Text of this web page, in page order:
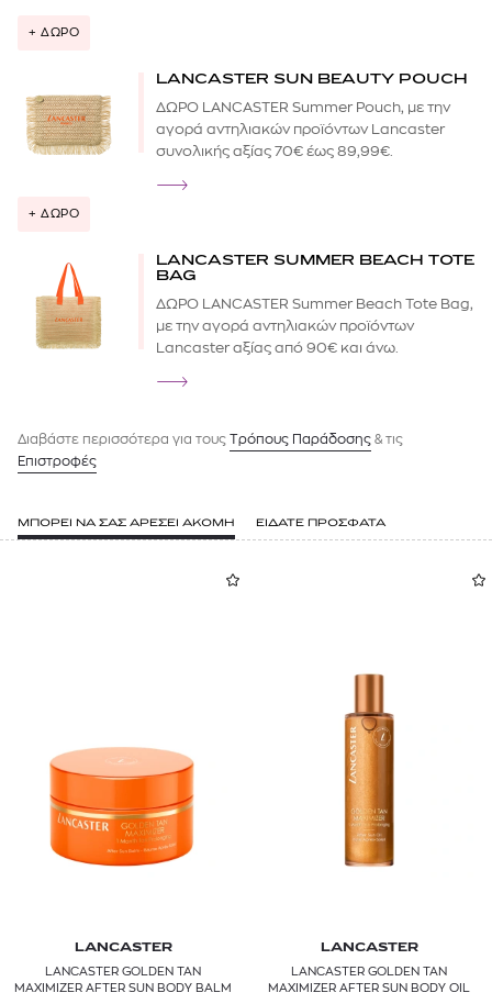
+ ΔΩΡΟ
LANCASTER SUN BEAUTY POUCH
ΔΩΡΟ LANCASTER Summer Pouch, με την
αγορά αντηλιακών προϊόντων Lancaster
συνολικής αξίας 70€ έως 89,99€.
+ ΔΩΡΟ
LANCASTER SUMMER BEACH TOTE
BAG
ΔΩΡΟ LANCASTER Summer Beach Tote Bag,
με την αγορά αντηλιακών προϊόντων
Lancaster αξίας από 90€ και άνω.
Διαβάστε περισσότερα για τους Tρόπους Παράδοσης & τις
Επιστροφές
ΜΠΟΡΕΙ ΝΑ ΣΑΣ ΑΡΕΣΕΙ ΑΚΟΜΗ ΕΙΔΑΤΕ ΠΡΟΣΦΑΤΑ
LANCASTER
LANCASTER GOLDEN TAN
MAXIMIZER AFTER SUN BODY BALM
LANCASTER
LANCASTER GOLDEN TAN
MAXIMIZER AFTER SUN BODY OIL